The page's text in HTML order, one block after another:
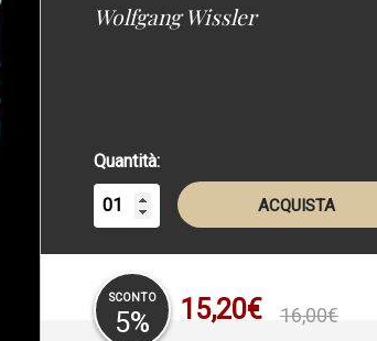
Wolfgang Wissler
Quantità:
ACQUISTA
SCONTO
5% 15,20€ 16,00€